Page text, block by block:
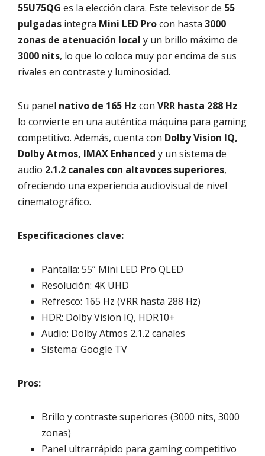
55U75QG es la elección clara. Este televisor de 55
pulgadas integra Mini LED Procon hasta 3000
zonas de atenuación local y un brillo máximo de
3000 nits, lo que lo coloca muy por encima de sus
rivales en contraste y luminosidad.
Su panel nativo de 165 Hz con VRR hasta 288 Hz
lo convierte en una auténtica máquina para gaming
competitivo. Además, cuenta con Dolby Vision IQ,
Dolby Atmos, IMAX Enhanced y un sistema de
audio 2.1.2 canales con altavoces superiores,
ofreciendo una experiencia audiovisual de nivel
cinematográfico.
Especificaciones clave:
Pantalla: 55” Mini LED Pro QLED
Resolución: 4K UHD
Refresco: 165 Hz (VRR hasta 288 Hz)
HDR: Dolby Vision IQ, HDR10+
Audio: Dolby Atmos 2.1.2 canales
Sistema: Google TV
Pros:
Brillo y contraste superiores (3000 nits, 3000
zonas)
Panel ultrarrápido para gaming competitivo